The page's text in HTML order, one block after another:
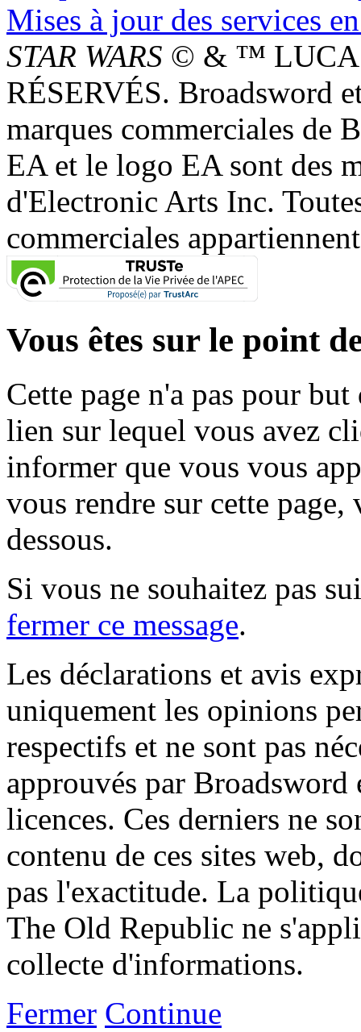
Mises à jour des services
STAR WARS © & ™
RÉSERVÉS. Broadsword
marques commerciales de
EA et le logo EA sont des
d'Electronic Arts Inc.
commerciales
Vous êtes sur le point
Cette page n'a pas pour
lien sur lequel vous avez
informer que vous vous
vous rendre sur cette
dessous.
Si vous ne souhaitez pas
fermer ce message.
Les déclarations et avis
uniquement les opinions
respectifs et ne sont pas
approuvés par
licences. Ces derniers ne
contenu de ces sites web,
pas l'exactitude. La
The Old Republic ne
collecte d'informations.
Fermer Continue